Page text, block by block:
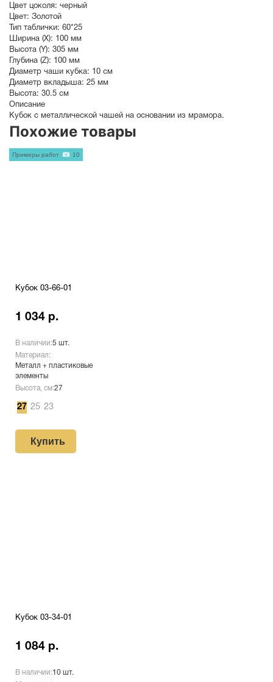
Цвет цоколя: черный
Цвет: Золотой
Тип таблички: 60*25
Ширина (X): 100 мм
Высота (Y): 305 мм
Глубина (Z): 100 мм
Диаметр чаши кубка: 10 см
Диаметр вкладыша: 25 мм
Высота: 30.5 см
Описание
Кубок с металлической чашей на основании из мрамора.
Похожие товары
Кубок 03-66-01
1 034 р.
В наличии:5 шт.
Материал:
Металл + пластиковые
элементы
Высота, см:27
27 25 23
Купить
Примеры работ 10
Кубок 03-34-01
1 084 р.
В наличии:10 шт.